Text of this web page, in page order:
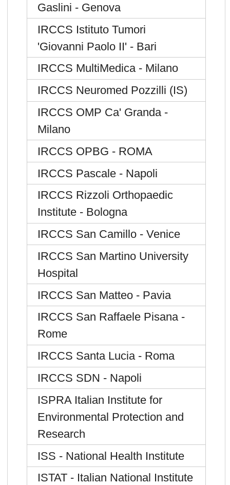
Gaslini - Genova
IRCCS Istituto Tumori
'Giovanni Paolo II' - Bari
IRCCS MultiMedica - Milano
IRCCS Neuromed Pozzilli (IS)
IRCCS OMP Ca' Granda -
Milano
IRCCS OPBG - ROMA
IRCCS Pascale - Napoli
IRCCS Rizzoli Orthopaedic
Institute - Bologna
IRCCS San Camillo - Venice
IRCCS San Martino University
Hospital
IRCCS San Matteo - Pavia
IRCCS San Raffaele Pisana -
Rome
IRCCS Santa Lucia - Roma
IRCCS SDN - Napoli
ISPRA Italian Institute for
Environmental Protection and
Research
ISS - National Health Institute
ISTAT - Italian National Institute